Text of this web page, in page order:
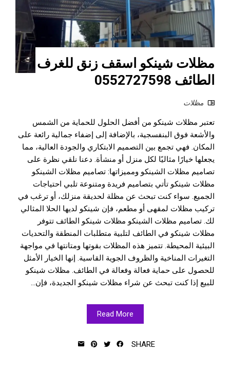
مظلات شينكو اسقف زنق للغرف
الطائف 0552727598
مظلات
تعتبر مظلات شينكو من أفضل الحلول للحماية من الشمس
والأشعة فوق البنفسجية، بالإضافة إلى إضفاء جمالية رائعة على
المكان. فهي تجمع بين التصميم الابتكاري والجودة العالية، مما
يجعلها خيارًا مثاليًا لكل منزل أو منشأة. دعنا نلقي نظرة على
تصاميم مظلات الشينكو ومميزاتها: تصاميم مظلات الشينكو
مظلات شينكو تأتي بتصاميم فريدة ومتنوعة تلبي احتياجات
الجميع. سواء كنت تبحث عن مظلة لحديقة منزلك، أو ترغب في
تركيب مظلات لمقهى أو مطعم، فإن شينكو لديها الحلا المثالي
لك. تصاميم مظلات الشينكو مظلات شينكو الطائف تتوفر
مظلات شينكو في الطائف لتلبية متطلبات المنطقة والتحديات
البيئية المحيطة. تتميز هذه المظلات بقوتها ومتانتها في مواجهة
التغيرات المناخية والظروف الجوية القاسية. إنها الخيار الأمثل
للحصول على حماية فعالة وفعالة في الطائف. مظلات شينكو
للبيع إذا كنت تبحث عن شراء مظلات شينكو الجديدة، فإن...
Read More
SHARE